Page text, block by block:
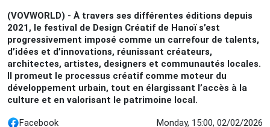
(VOVWORLD) - À travers ses différentes éditions depuis
2021, le festival de Design Créatif de Hanoï s’est
progressivement imposé comme un carrefour de talents,
d’idées et d’innovations, réunissant créateurs,
architectes, artistes, designers et communautés locales.
Il promeut le processus créatif comme moteur du
développement urbain, tout en élargissant l’accès à la
culture et en valorisant le patrimoine local.
Facebook Monday, 15:00, 02/02/2026